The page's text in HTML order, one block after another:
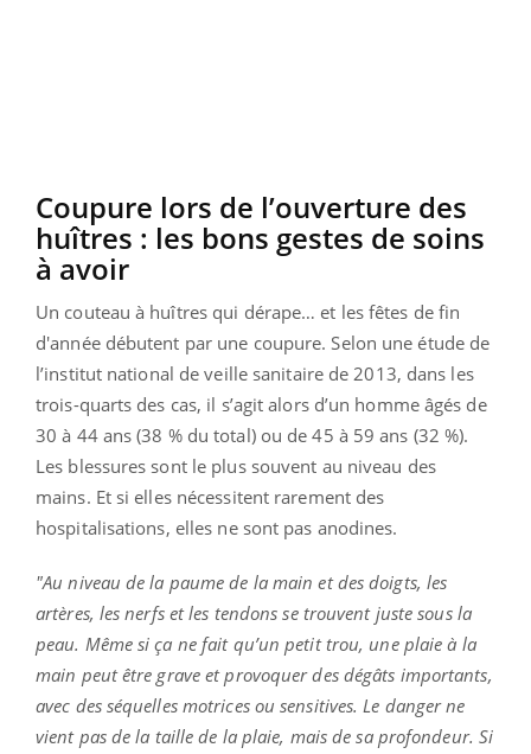
Coupure lors de l’ouverture des
huîtres : les bons gestes de soins
à avoir
Un couteau à huîtres qui dérape… et les fêtes de fin
d'année débutent par une coupure. Selon une étude de
l’institut national de veille sanitaire de 2013, dans les
trois-quarts des cas, il s’agit alors d’un homme âgés de
30 à 44 ans (38 % du total) ou de 45 à 59 ans (32 %).
Les blessures sont le plus souvent au niveau des
mains. Et si elles nécessitent rarement des
hospitalisations, elles ne sont pas anodines.
"Au niveau de la paume de la main et des doigts, les
artères, les nerfs et les tendons se trouvent juste sous la
peau. Même si ça ne fait qu’un petit trou, une plaie à la
main peut être grave et provoquer des dégâts importants,
avec des séquelles motrices ou sensitives. Le danger ne
vient pas de la taille de la plaie, mais de sa profondeur. Si